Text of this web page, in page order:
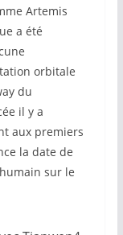
Artemis
a été
orbitale
du
il y a
aux premiers
la date de
sur le